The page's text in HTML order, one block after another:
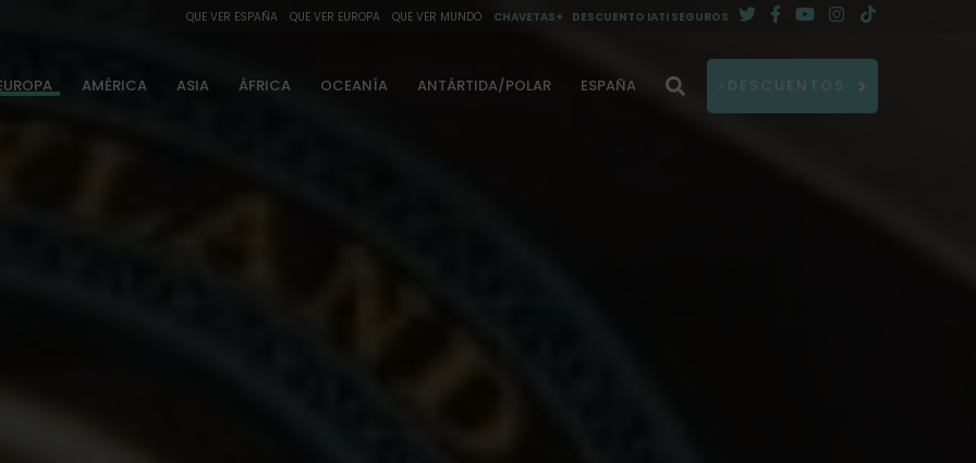
QUE VER ESPAÑA QUE VER EUROPA QUE VER MUNDO CHAVETAS+ DESCUENTO IATI SEGUROS
AMÉRICA ASIA ÁFRICA OCEANÍA ANTÁRTIDA/POLAR ESPAÑA ⚡DESCUENTOS